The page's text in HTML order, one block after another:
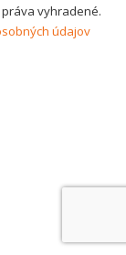
práva vyhradené.
údajov